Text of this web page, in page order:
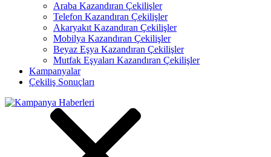
Araba Kazandıran Çekilişler
Telefon Kazandıran Çekilişler
Akaryakıt Kazandıran Çekilişler
Mobilya Kazandıran Çekilişler
Beyaz Eşya Kazandıran Çekilişler
Mutfak Eşyaları Kazandıran Çekilişler
Kampanyalar
Çekiliş Sonuçları